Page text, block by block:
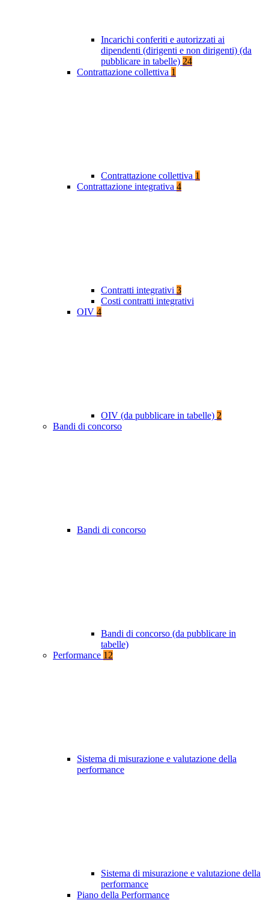
Incarichi conferiti e autorizzati ai
dipendenti (dirigenti e non dirigenti) (da
pubblicare in tabelle) 24
Contrattazione collettiva 1
Contrattazione collettiva 1
Contrattazione integrativa 4
Contratti integrativi 3
Costi contratti integrativi
OIV 4
OIV (da pubblicare in tabelle) 2
Bandi di concorso
Bandi di concorso
Bandi di concorso (da pubblicare in
tabelle)
Performance 12
Sistema di misurazione e valutazione della
performance
Sistema di misurazione e valutazione della
performance
Piano della Performance